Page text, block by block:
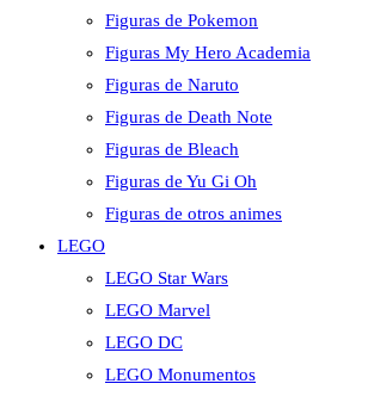
Figuras de Pokemon
Figuras My Hero Academia
Figuras de Naruto
Figuras de Death Note
Figuras de Bleach
Figuras de Yu Gi Oh
Figuras de otros animes
LEGO
LEGO Star Wars
LEGO Marvel
LEGO DC
LEGO Monumentos